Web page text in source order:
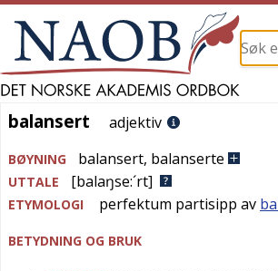
balansert
balansert adjektiv
BØYNING balansert, balanserte
UTTALE [balaŋse:´rt]
ETYMOLOGI perfektum partisipp av
BETYDNING OG BRUK